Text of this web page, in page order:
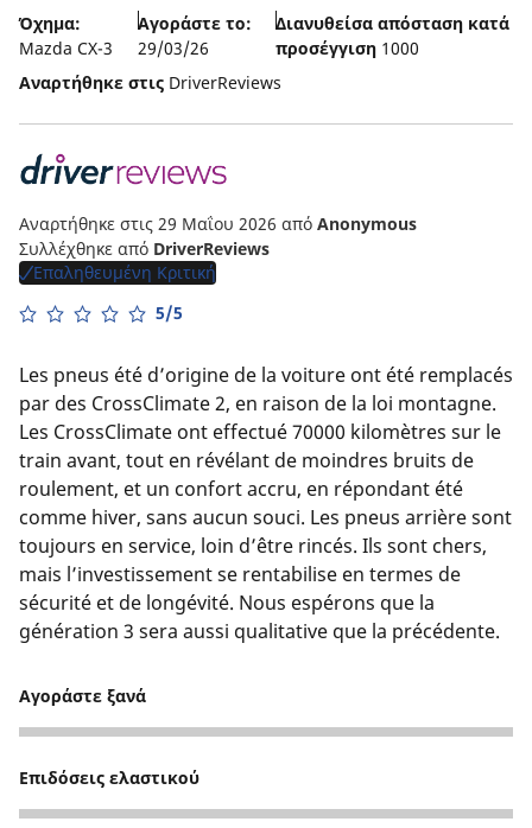
Όχημα:
Mazda CX-3
Αγοράστε το:
29/03/26
Διανυθείσα απόσταση κατά
προσέγγιση1000
Αναρτήθηκε στις DriverReviews
Αναρτήθηκε στις 29 Μαΐου 2026 από Anonymous
Συλλέχθηκε από DriverReviews
Επαληθευμένη Κριτική
5/5
Les pneus été d’origine de la voiture ont été remplacés
par des CrossClimate 2, en raison de la loi montagne.
Les CrossClimate ont effectué 70000 kilomètres sur le
train avant, tout en révélant de moindres bruits de
roulement, et un confort accru, en répondant été
comme hiver, sans aucun souci. Les pneus arrière sont
toujours en service, loin d’être rincés. Ils sont chers,
mais l’investissement se rentabilise en termes de
sécurité et de longévité. Nous espérons que la
génération 3 sera aussi qualitative que la précédente.
Αγοράστε ξανά
5
Επιδόσεις ελαστικού
5